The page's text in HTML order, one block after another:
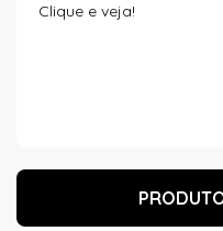
Clique e veja!